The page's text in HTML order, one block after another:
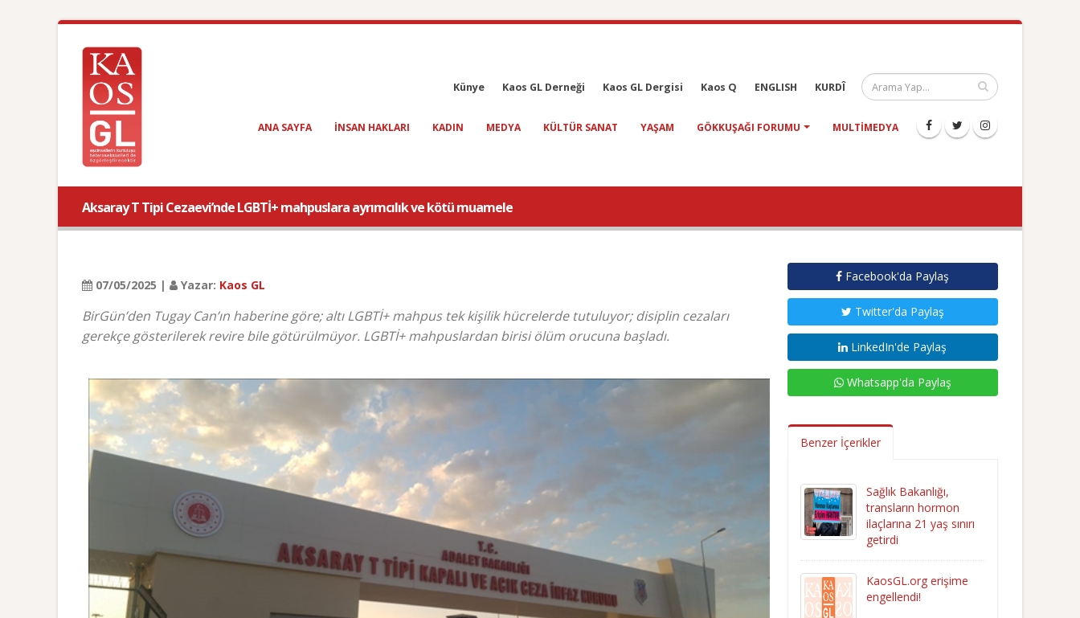
Künye Kaos GL Derneği Kaos GL Dergisi Kaos Q ENGLISH KURDÎ
ANA SAYFA INSAN HAKLARI KADIN MEDYA KÜLTÜR SANAT YAŞAM GÖKKUŞAĞI FORUMU MULTIMEDYA
Aksaray T Tipi Cezaevi’nde LGBTİ+ mahpuslara ayrımcılık ve kötü muamele
07/05/2025 | Yazar: Kaos GL
BirGün’den Tugay Can’ın haberine göre; altı LGBTİ+ mahpus tek kişilik hücrelerde tutuluyor; disiplin cezaları
gerekçe gösterilerek revire bile götürülmüyor. LGBTİ+ mahpuslardan birisi ölüm orucuna başladı.
Facebook'da Paylaş
Twitter'da Paylaş
LinkedIn'de Paylaş
Whatsapp'da Paylaş
Benzer İçerikler
Sağlık Bakanlığı,
transların hormon
ilaçlarına 21 yaş sınırı
getirdi
KaosGL.org erişime
engellendi!